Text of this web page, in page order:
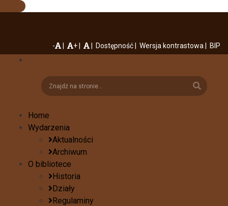
- + Dostępność Wersja kontrastowa BIP
Home
Wydarzenia
Aktualności
Archiwum
O bibliotece
Historia
Działy
Regulaminy